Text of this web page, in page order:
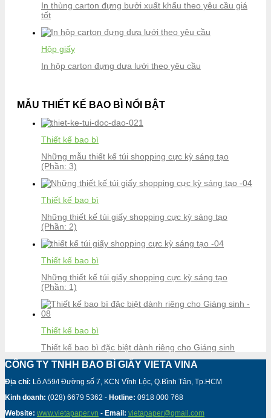
In thùng carton đựng bưởi xuất khẩu theo yêu cầu giá
tốt
Hộp giấy
In hộp carton đựng dưa lưới theo yêu cầu
MẪU THIẾT KẾ BAO BÌ NỔI BẬT
Thiết kế bao bì
Những mẫu thiết kế túi shopping cực kỳ sáng tạo
(Phần: 3)
Thiết kế bao bì
Những thiết kế túi giấy shopping cực kỳ sáng tạo
(Phần: 2)
Thiết kế bao bì
Những thiết kế túi giấy shopping cực kỳ sáng tạo
(Phần: 1)
Thiết kế bao bì
Thiết kế bao bì đặc biệt dành riêng cho Giáng sinh
CÔNG TY TNHH BAO BÌ GIẤY VIETA VINA
Địa chỉ: Lô A59/I Đường số 7, KCN Vĩnh Lộc, Q.Bình Tân, Tp.HCM
Kinh doanh: (028) 6679 5362 - Hotline: 0918 000 768
Website: www.vietapaper.vn - Email: vietapaper@gmail.com